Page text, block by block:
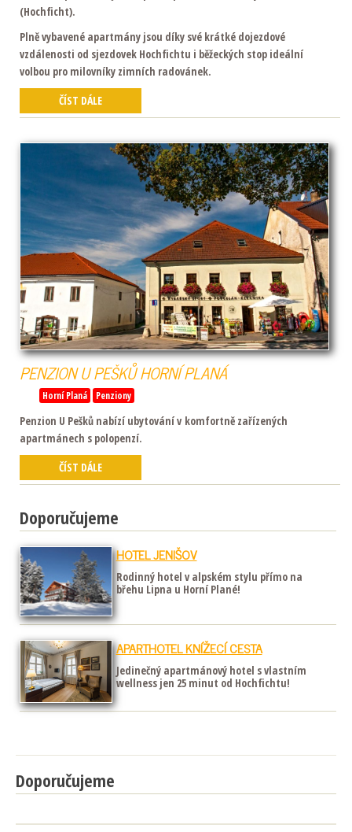
(Hochficht).
Plně vybavené apartmány jsou díky své krátké dojezdové
vzdálenosti od sjezdovek Hochfichtu i běžeckých stop ideální
volbou pro milovníky zimních radovánek.
ČÍST DÁLE
PENZION UPEŠKŮHORNÍPLANÁ
Horní Planá Penziony
Penzion U Pešků nabízí ubytování v komfortně zařízených
apartmánech s polopenzí.
ČÍST DÁLE
Doporučujeme
HOTEL JENIŠOV
Rodinný hotel v alpském stylu přímo na
břehu Lipna u Horní Plané!
APARTHOTEL KNÍŽECÍ CESTA
Jedinečný apartmánový hotel s vlastním
wellness jen 25 minut od Hochfichtu!
Doporučujeme